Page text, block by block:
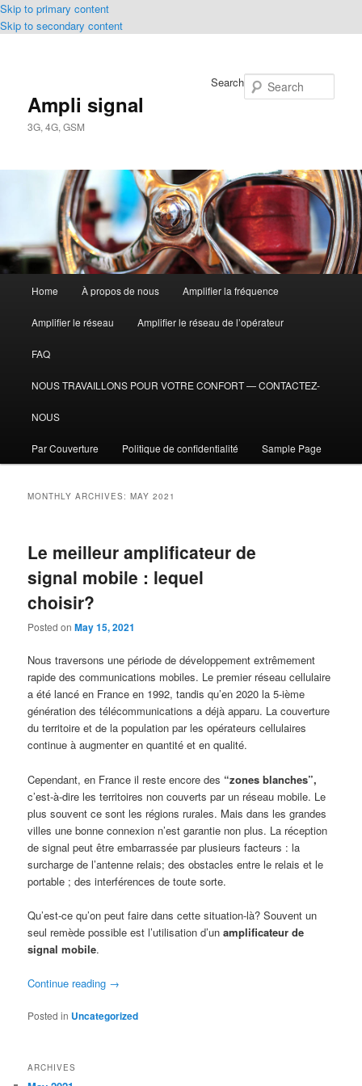
Skip to primary content
Skip to secondary content
Ampli signal
3G, 4G, GSM
Search
Home À propos de nous Amplifier la fréquence
Amplifier le réseau Amplifier le réseau de l’opérateur
FAQ
NOUS TRAVAILLONS POUR VOTRE CONFORT — CONTACTEZ-
NOUS
Par Couverture Politique de confidentialité Sample Page
MONTHLY ARCHIVES:MAY 2021
Le meilleur amplificateur de
signal mobile : lequel
choisir?
Posted onMay 15, 2021
Nous traversons une période de développement extrêmement
rapide des communications mobiles. Le premier réseau cellulaire
a été lancé en France en 1992, tandis qu’en 2020 la 5-ième
génération des télécommunications a déjà apparu. La couverture
du territoire et de la population par les opérateurs cellulaires
continue à augmenter en quantité et en qualité.
Cependant, en France il reste encore des “zones blanches”,
c’est-à-dire les territoires non couverts par un réseau mobile. Le
plus souvent ce sont les régions rurales. Mais dans les grandes
villes une bonne connexion n’est garantie non plus. La réception
de signal peut être embarrassée par plusieurs facteurs : la
surcharge de l’antenne relais; des obstacles entre le relais et le
portable ; des interférences de toute sorte.
Qu’est-ce qu’on peut faire dans cette situation-là? Souvent un
seul remède possible est l’utilisation d’unamplificateur de
signal mobile.
Continue reading →
Posted in Uncategorized
ARCHIVES